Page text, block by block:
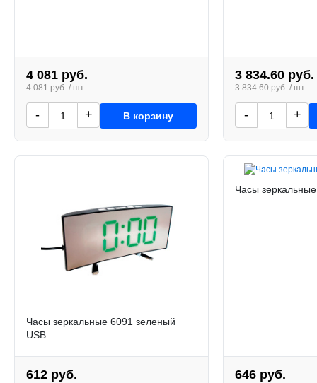
4 081 руб.
4 081 руб. / шт.
- + В корзину
3 834.60 руб.
3 834.60 руб. / шт.
- +
Часы зеркальные 6091 зеленый
USB
612 руб.
Часы
646 руб.